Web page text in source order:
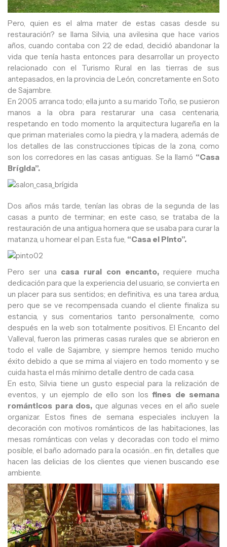
Pero, quien es el alma mater de estas casas desde su
restauración? se llama Silvia, una avilesina que hace varios
años, cuando contaba con 22 de edad, decidió abandonar la
vida que tenía hasta entonces para desarrollar un proyecto
relacionado con el Turismo Rural en las tierras de sus
antepasados, en la provincia de León, concretamente en Soto
de Sajambre.
En 2005 arranca todo; ella junto a su marido Toño, se pusieron
manos a la obra para restarurar una casa centenaria,
respetando en todo momento la arquitectura lugareña en la
que priman materiales como la piedra, y la madera, además de
los detalles de las construcciones típicas de la zona, como
son los corredores en las casas antiguas. Se la llamó “Casa
Brígida”.
Dos años más tarde, tenían las obras de la segunda de las
casas a punto de terminar; en este caso, se trataba de la
restauración de una antigua hornera que se usaba para curar la
matanza, u hornear el pan. Esta fue, “Casa el Pinto”.
Pero ser una casa rural con encanto,requiere mucha
dedicación para que la experiencia del usuario, se convierta en
un placer para sus sentidos; en definitiva, es una tarea ardua,
pero que se ve recompensada cuando el cliente finaliza su
estancia, y sus comentarios tanto personalmente, como
después en la web son totalmente positivos. El Encanto del
Valleval, fueron las primeras casas rurales que se abrieron en
todo el valle de Sajambre, y siempre hemos tenido mucho
éxito debido a que se mima al viajero en todo momento y se
cuida hasta el más mínimo detalle dentro de cada casa.
En esto, Silvia tiene un gusto especial para la relización de
eventos, y un ejemplo de ello son losfines de semana
románticos para dos, que algunas veces en el año suele
organizar. Estos fines de semana especiales incluyen la
decoración con motivos románticos de las habitaciones, las
mesas románticas con velas y decoradas con todo el mimo
posible, el baño adornado para la ocasión…en fin, detalles que
hacen las delicias de los clientes que vienen buscando ese
ambiente.